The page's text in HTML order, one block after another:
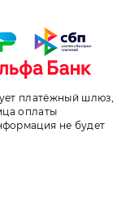
платёжный шлюз,
оплаты
не будет